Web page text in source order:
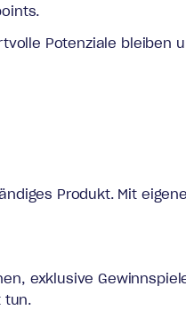
Potenziale bleiben
Produkt. Mit
exklusive
tun.